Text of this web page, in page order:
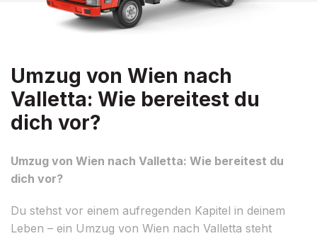
Umzug von Wien nach
Valletta: Wie bereitest du
dich vor?
Umzug von Wien nach Valletta: Wie bereitest du
dich vor?
Du stehst vor einem aufregenden Kapitel in deinem
Leben – ein Umzug von Wien nach Valletta steht